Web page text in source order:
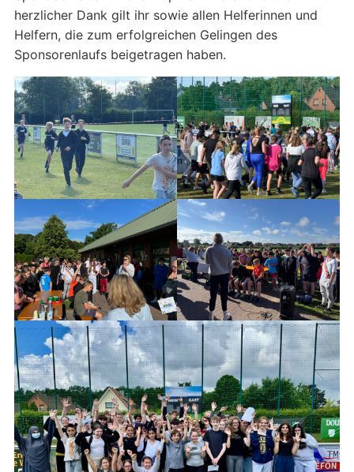
herzlicher Dank gilt ihr sowie allen Helferinnen und
Helfern, die zum erfolgreichen Gelingen des
Sponsorenlaufs beigetragen haben.